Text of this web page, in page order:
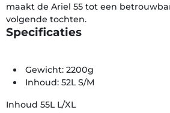
maakt de Ariel 55 tot een
volgende tochten.
Specificaties
Gewicht: 2200g
Inhoud: 52L S/M
Inhoud 55L L/XL